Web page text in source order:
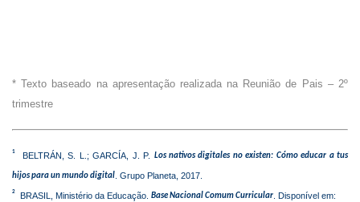
* Texto baseado na apresentação realizada na Reunião de Pais – 2º
trimestre
1 BELTRÁN, S. L.; GARCÍA, J. P. Los nativos digitales no existen: Cómo educar a tus
hijos para un mundo digital . Grupo Planeta, 2017.
2 BRASIL, Ministério da Educação. Base Nacional Comum Curricular . Disponível em: